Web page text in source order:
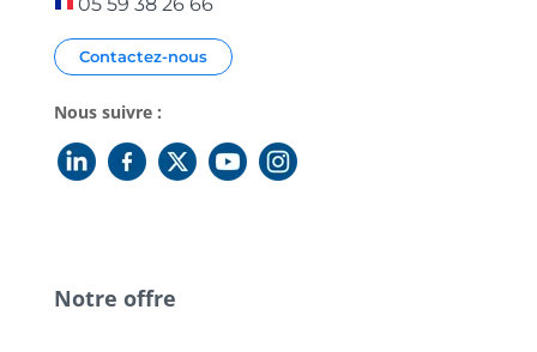
Contactez-nous
Nous suivre :
Notre offre